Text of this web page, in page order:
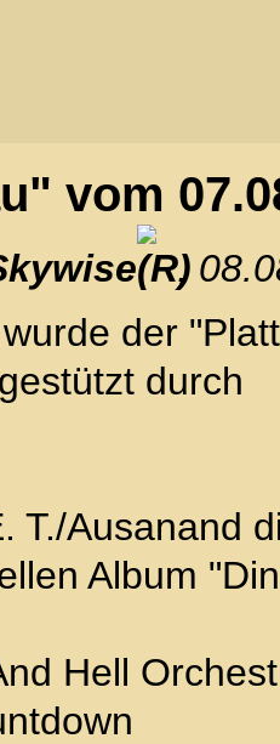
vom
,
der
durch
T./Ausanand
Album
Hell